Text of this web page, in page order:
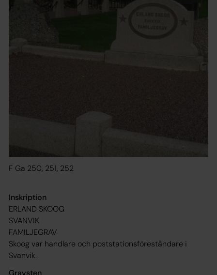
F Ga 250, 251, 252
Inskription
ERLAND SKOOG
SVANVIK
FAMILJEGRAV
Skoog var handlare och poststationsföreståndare i
Svanvik.
Gravsten